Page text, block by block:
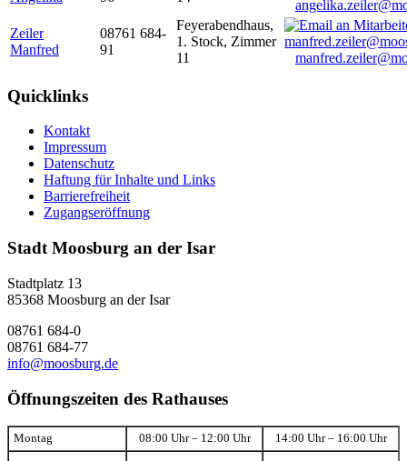
Zeiler
Manfred
08761 684-
91
Feyerabendhaus,
1. Stock, Zimmer
11
Quicklinks
Kontakt
Impressum
Datenschutz
Haftung für Inhalte und Links
Barrierefreiheit
Zugangseröffnung
Stadt Moosburg an der Isar
Stadtplatz 13
85368 Moosburg an der Isar
08761 684-0
08761 684-77
info@moosburg.de
Öffnungszeiten des Rathauses
Montag 08:00 Uhr – 12:00 Uhr 14:00 Uhr – 16:00 Uhr